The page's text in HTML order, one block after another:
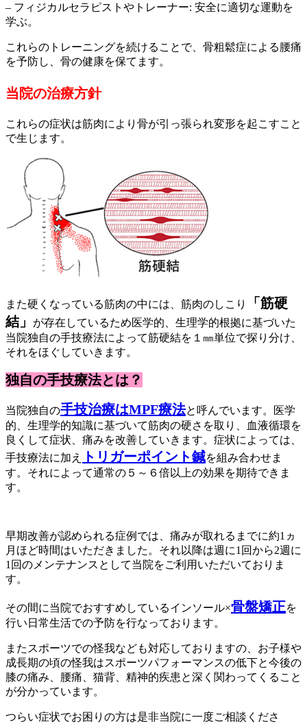
– フィジカルセラピストやトレーナー: 安全に適切な運動を
学ぶ。
これらのトレーニングを続けることで、骨粗鬆症による腰痛
を予防し、骨の健康を保てます。
当院の治療方針
これらの症状は筋肉により骨が引っ張られ変形を起こすこと
で生じます。
また硬くなっている筋肉の中には、筋肉のしこり
「筋硬
結」
が存在しているため医学的、生理学的根拠に基づいた
当院独自の手技療法によって筋硬結を１㎜単位で探り分け、
それをほぐしていきます。
独自の手技療法とは？
当院独自の手技治療はMPF療法と呼んでいます。医学
的、生理学的知識に基づいて筋肉の硬さを取り、血液循環を
良くして症状、痛みを改善していきます。症状によっては、
手技療法に加え
トリガーポイント鍼を組み合わせま
す。それによって通常の５～６倍以上の効果を期待できま
す。
早期改善が認められる症例では、痛みが取れるまでに約1ヵ
月ほど時間はいただきました。それ以降は週に1回から2週に
1回のメンテナンスとして当院をご利用いただいておりま
す。
その間に当院でおすすめしているインソール×骨盤矯正を
行い日常生活での予防を行なっております。
またスポーツでの怪我なども対応しておりますの、お子様や
成長期の頃の怪我はスポーツパフォーマンスの低下と今後の
膝の痛み、腰痛、猫背、精神的疾患と深く関わってくること
が分かっています。
つらい症状でお困りの方は是非当院に一度ご相談くださ